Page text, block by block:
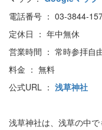
電話番号 ： 03-3844-
定休日 ： 年中無休
営業時間 ： 常時参拝自
料金 ： 無料
公式URL ： 浅草神社
浅草神社は、浅草の中